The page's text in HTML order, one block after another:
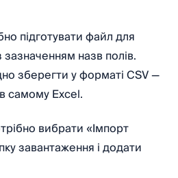
підготувати файл для
назв полів.
зберегти у форматі CSV —
самому Excel.
вибрати «Імпорт
завантаження і додати